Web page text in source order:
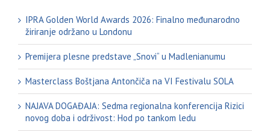
IPRA Golden World Awards 2026: Finalno međunarodno
žiriranje održano u Londonu
Premijera plesne predstave „Snovi“ u Madlenianumu
Masterclass Boštjana Antončiča na VI Festivalu SOLA
NAJAVA DOGAĐAJA: Sedma regionalna konferencija Rizici
novog doba i održivost: Hod po tankom ledu